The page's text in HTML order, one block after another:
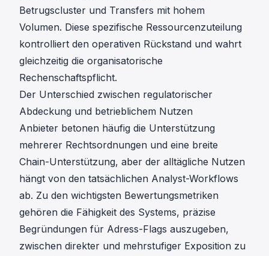
Betrugscluster und Transfers mit hohem
Volumen. Diese spezifische Ressourcenzuteilung
kontrolliert den operativen Rückstand und wahrt
gleichzeitig die organisatorische
Rechenschaftspflicht.
Der Unterschied zwischen regulatorischer
Abdeckung und betrieblichem Nutzen
Anbieter betonen häufig die Unterstützung
mehrerer Rechtsordnungen und eine breite
Chain-Unterstützung, aber der alltägliche Nutzen
hängt von den tatsächlichen Analyst-Workflows
ab. Zu den wichtigsten Bewertungsmetriken
gehören die Fähigkeit des Systems, präzise
Begründungen für Adress-Flags auszugeben,
zwischen direkter und mehrstufiger Exposition zu